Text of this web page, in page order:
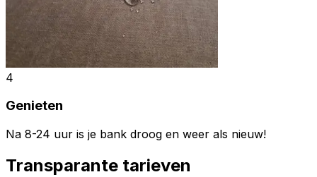
4
Genieten
Na 8-24 uur is je bank droog en weer als nieuw!
Transparante tarieven